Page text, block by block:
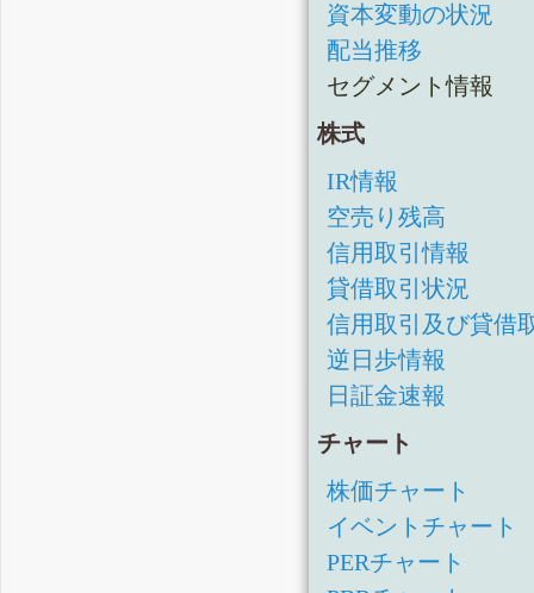
資本変動の状況
配当推移
セグメント情報
株式
IR情報
空売り残高
信用取引情報
貸借取引状況
信用取引及び貸借
逆日歩情報
日証金速報
チャート
株価チャート
イベントチャート
PERチャート